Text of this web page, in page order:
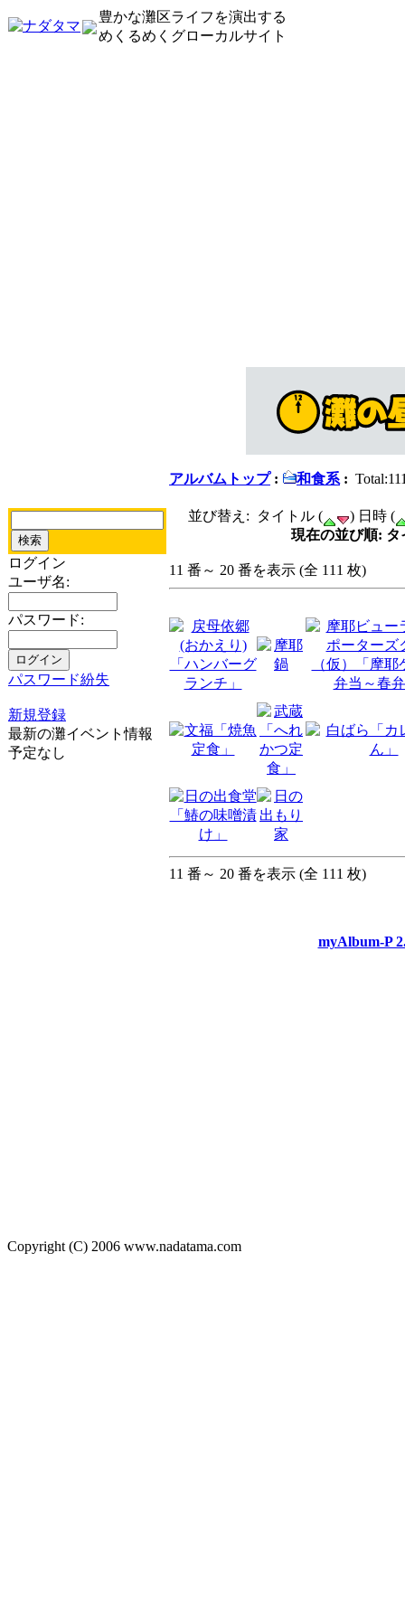
豊かな灘区ライフを演出する
めくるめくグローカルサイト
ログイン
ユーザ名:
パスワード:
パスワード紛失
新規登録
最新の灘イベント情報
予定なし
アルバムトップ: 和食系 :
並び替え: タイトル (
) 日時 (
現在の並び順:
11 番～ 20 番を表示 (全 111 枚)
11 番～ 20 番を表示 (全 111 枚)
myAlbum-P
Copyright (C) 2006 www.nadatama.com